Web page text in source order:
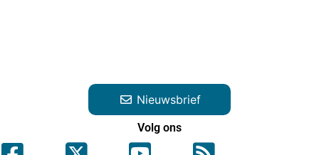
Nieuwsbrief
Volg ons